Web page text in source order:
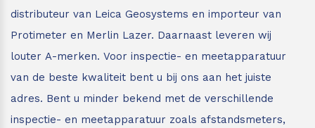
distributeur van Leica Geosystems en importeur van
Protimeter en Merlin Lazer. Daarnaast leveren wij
louter A-merken. Voor inspectie- en meetapparatuur
van de beste kwaliteit bent u bij ons aan het juiste
adres. Bent u minder bekend met de verschillende
inspectie- en meetapparatuur zoals afstandsmeters,